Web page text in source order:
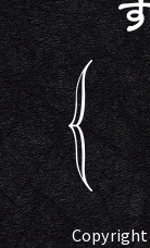
Copyright